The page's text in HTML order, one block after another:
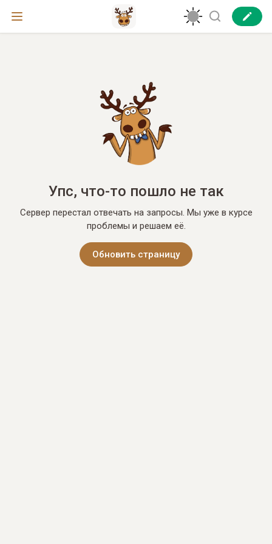
Упс, что-то пошло не так
Сервер перестал отвечать на запросы. Мы уже в курсе
проблемы и решаем её.
Обновить страницу